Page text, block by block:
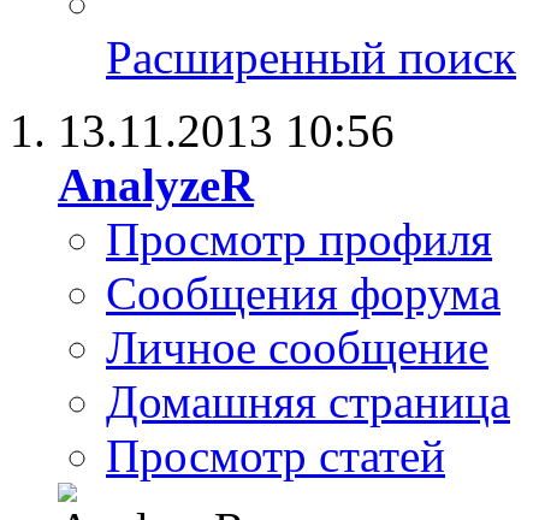
Расширенный поиск
13.11.2013 10:56
AnalyzeR
Просмотр профиля
Сообщения форума
Личное сообщение
Домашняя страница
Просмотр статей